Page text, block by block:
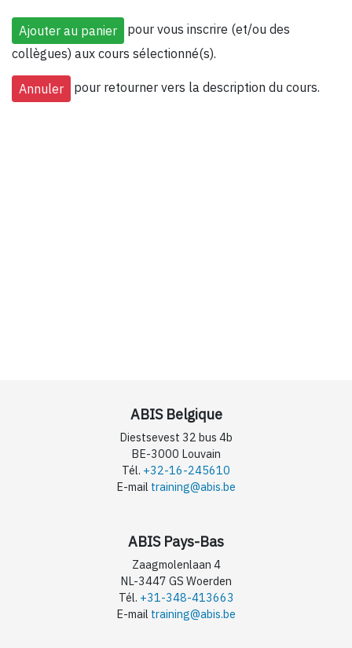
pour vous inscrire (et/ou des
collègues) aux cours sélectionné(s).
pour retourner vers la description du cours.
ABIS Belgique
Diestsevest 32 bus 4b
BE-3000 Louvain
Tél. +32-16-245610
E-mail training@abis.be
ABIS Pays-Bas
Zaagmolenlaan 4
NL-3447 GS Woerden
Tél. +31-348-413663
E-mail training@abis.be